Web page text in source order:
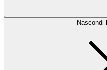
Nascondi